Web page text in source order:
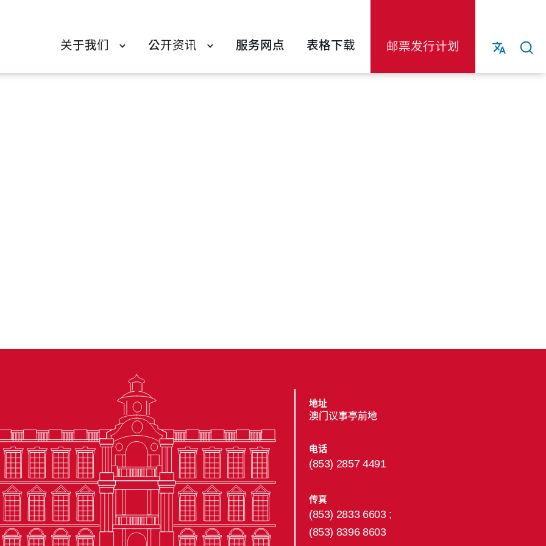
关于我们 公开资讯 服务网点 表格下载 邮票发行计划
地址
澳门议事亭前地
电话
(853) 2857 4491
传真
(853) 2833 6603 ;
(853) 8396 8603